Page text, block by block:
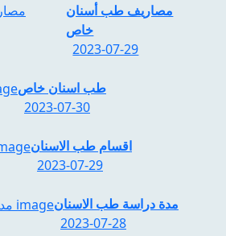
مصاريف طب أسنان
خاص
2023-07-29
طب اسنان خاص
2023-07-30
اقسام طب الاسنان
2023-07-29
مدة دراسة طب الاسنان
2023-07-28